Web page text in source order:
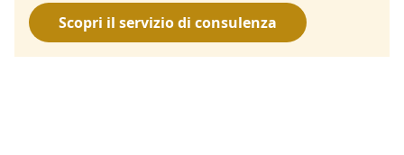
Scopri il servizio di consulenza